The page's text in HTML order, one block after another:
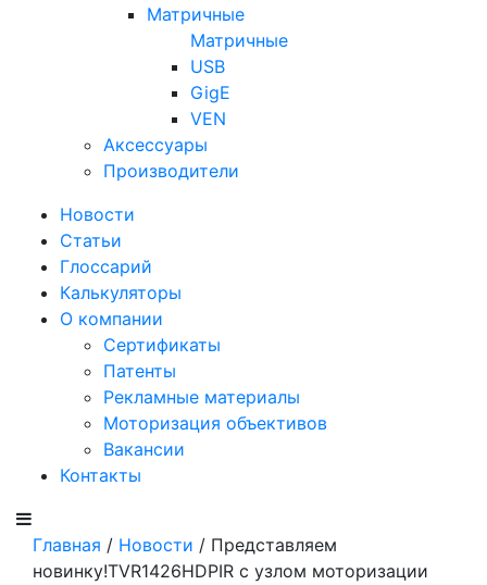
Матричные
Матричные
USB
GigE
VEN
Аксессуары
Производители
Новости
Статьи
Глоссарий
Калькуляторы
О компании
Сертификаты
Патенты
Рекламные материалы
Моторизация объективов
Вакансии
Контакты
Главная / Новости / Представляем
новинку!TVR1426HDPIR с узлом моторизации